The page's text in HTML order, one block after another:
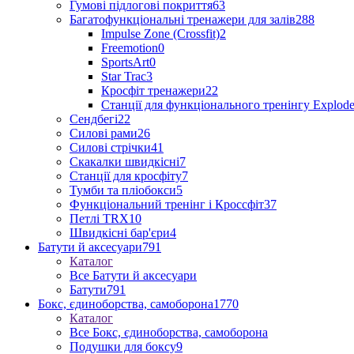
Гумові підлогові покриття63
Багатофункціональні тренажери для залів288
Impulse Zone (Crossfit)2
Freemotion0
SportsArt0
Star Trac3
Кросфіт тренажери22
Станції для функціонального тренінгу Explode
Сендбегі22
Силові рами26
Силові стрічки41
Скакалки швидкісні7
Станції для кросфіту7
Тумби та пліобокси5
Функціональний тренінг і Кроссфіт37
Петлі TRX10
Швидкісні бар'єри4
Батути й аксесуари791
Каталог
Все Батути й аксесуари
Батути791
Бокс, єдиноборства, самоборона1770
Каталог
Все Бокс, єдиноборства, самоборона
Подушки для боксу9